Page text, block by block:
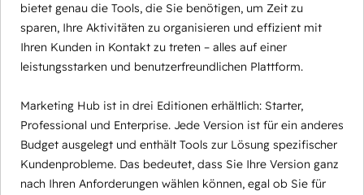
bietet genau die Tools, die Sie benötigen, um Zeit zu
sparen, Ihre Aktivitäten zu organisieren und effizient mit
Ihren Kunden in Kontakt zu treten – alles auf einer
leistungsstarken und benutzerfreundlichen Plattform.
Marketing Hub ist in drei Editionen erhältlich: Starter,
Professional und Enterprise. Jede Version ist für ein anderes
Budget ausgelegt und enthält Tools zur Lösung spezifischer
Kundenprobleme. Das bedeutet, dass Sie Ihre Version ganz
nach Ihren Anforderungen wählen können, egal ob Sie für